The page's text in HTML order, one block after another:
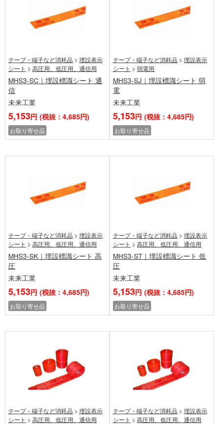
テープ・端子など消耗品 > 埋設表示
シート > 高圧用、低圧用、通信用
MHS3-SC｜埋設標識シート 通
信
未来工業
5,153円 (税抜：4,685円)
お取り寄せ品
テープ・端子など消耗品 > 埋設表示
シート > 弱電用
MHS3-SJ｜埋設標識シート 弱
電
未来工業
5,153円 (税抜：4,685円)
お取り寄せ品
テープ・端子など消耗品 > 埋設表示
シート > 高圧用、低圧用、通信用
MHS3-SK｜埋設標識シート 高
圧
未来工業
5,153円 (税抜：4,685円)
お取り寄せ品
テープ・端子など消耗品 > 埋設表示
シート > 高圧用、低圧用、通信用
MHS3-ST｜埋設標識シート 低
圧
未来工業
5,153円 (税抜：4,685円)
お取り寄せ品
テープ・端子など消耗品 > 埋設表示
シート > 高圧用、低圧用、通信用
テープ・端子など消耗品 > 埋設表示
シート > 高圧用、低圧用、通信用